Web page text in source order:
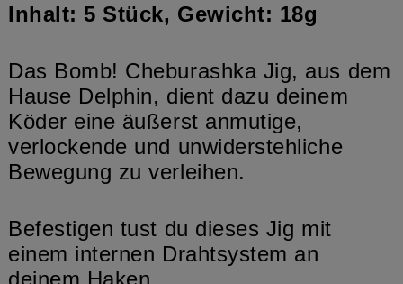
Inhalt: 5 Stück, Gewicht: 18g
Das Bomb! Cheburashka Jig, aus dem
Hause Delphin, dient dazu deinem
Köder eine äußerst anmutige,
verlockende und unwiderstehliche
Bewegung zu verleihen.
Befestigen tust du dieses Jig mit
einem internen Drahtsystem an
deinem Haken.